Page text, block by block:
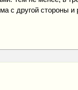
с другой стороны